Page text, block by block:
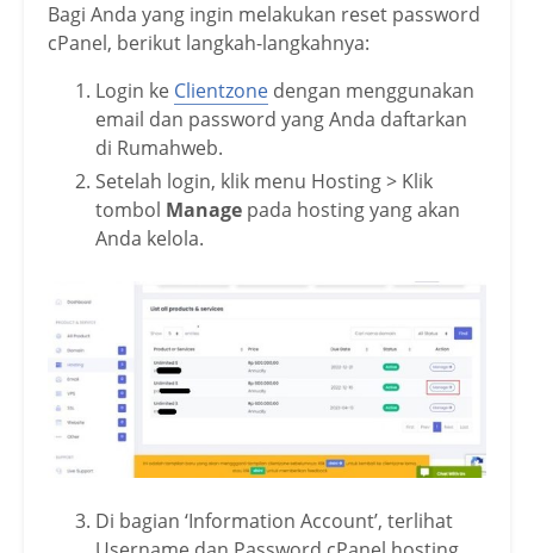
Bagi Anda yang ingin melakukan reset password
cPanel, berikut langkah-langkahnya:
Login ke Clientzone dengan menggunakan
email dan password yang Anda daftarkan
di Rumahweb.
Setelah login, klik menu Hosting > Klik
tombol Manage pada hosting yang akan
Anda kelola.
Di bagian ‘Information Account’, terlihat